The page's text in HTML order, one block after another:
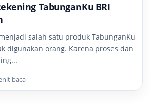
TabunganKu BRI
salah satu produk TabunganKu
digunakan orang. Karena proses dan
baca